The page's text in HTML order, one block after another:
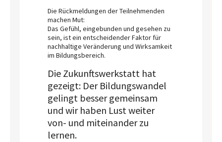
Die Rückmeldungen der Teilnehmenden
machen Mut:
Das Gefühl, eingebunden und gesehen zu
sein, ist ein entscheidender Faktor für
nachhaltige Veränderung und Wirksamkeit
im Bildungsbereich.
Die Zukunftswerkstatt hat
gezeigt: Der Bildungswandel
gelingt besser gemeinsam
und wir haben Lust weiter
von- und miteinander zu
lernen.